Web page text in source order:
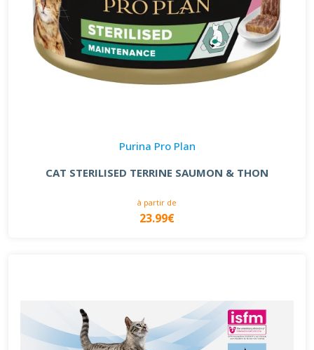
Purina Pro Plan
CAT STERILISED TERRINE SAUMON & THON
à partir de
23.99€